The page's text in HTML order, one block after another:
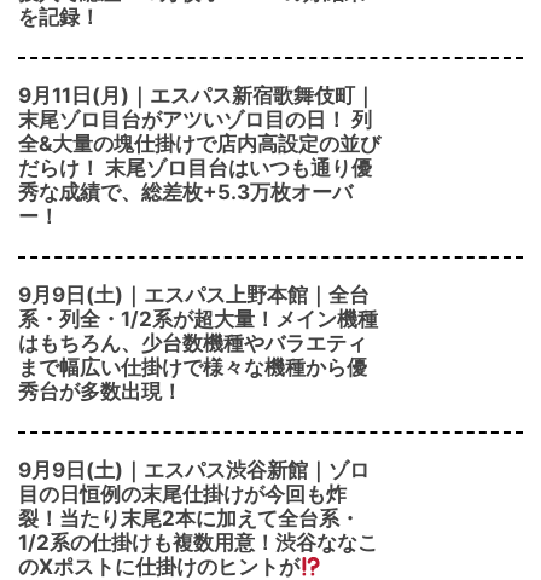
を記録！
9月11日(月)｜エスパス新宿歌舞伎町｜
末尾ゾロ目台がアツいゾロ目の日！ 列
全&大量の塊仕掛けで店内高設定の並び
だらけ！ 末尾ゾロ目台はいつも通り優
秀な成績で、総差枚+5.3万枚オーバ
ー！
9月9日(土)｜エスパス上野本館｜全台
系・列全・1/2系が超大量！メイン機種
はもちろん、少台数機種やバラエティ
まで幅広い仕掛けで様々な機種から優
秀台が多数出現！
9月9日(土)｜エスパス渋谷新館｜ゾロ
目の日恒例の末尾仕掛けが今回も炸
裂！当たり末尾2本に加えて全台系・
1/2系の仕掛けも複数用意！渋谷ななこ
のXポストに仕掛けのヒントが